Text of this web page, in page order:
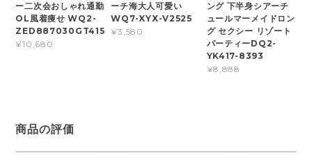
ー二次会おしゃれ通勤
OL風着痩せ WQ2-
ZED887030GT415
¥10,680
ーチ海大人可愛い
WQ7-XYX-V2525
¥3,580
ング 下半身シアーチ
ュールマーメイドロン
グ セクシー リゾート
パーティーDQ2-
YK417-8393
¥8,888
商品の評価